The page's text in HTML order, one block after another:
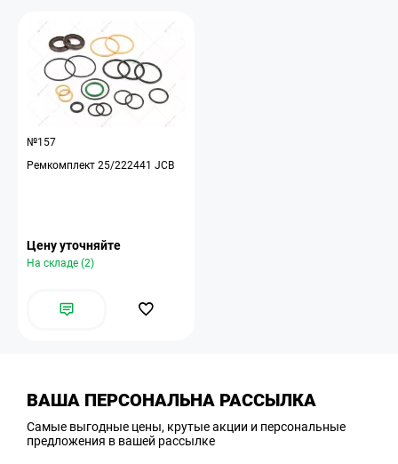
№157
Ремкомплект 25/222441 JCB
Цену уточняйте
На складе (2)
ВАША ПЕРСОНАЛЬНА РАССЫЛКА
Самые выгодные цены, крутые акции и персональные
предложения в вашей рассылке